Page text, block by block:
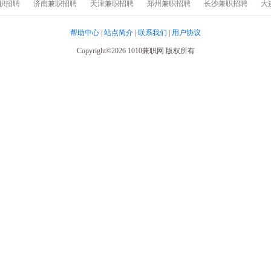
招聘 济南兼职招聘 天津兼职招聘 郑州兼职招聘 长沙兼职招聘 大
帮助中心 站点简介 联系我们 用户协议
Copyright©2026 1010兼职网 版权所有